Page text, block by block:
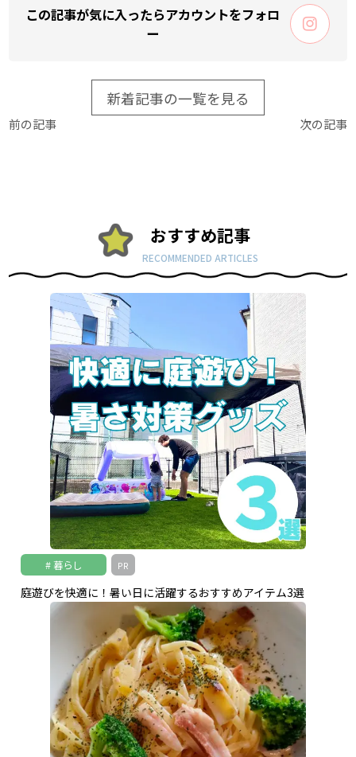
この記事が気に入ったらアカウントをフォロ
ー
新着記事の一覧を見る
前の記事 次の記事
おすすめ記事
RECOMMENDED ARTICLES
暮らし PR
庭遊びを快適に！暑い日に活躍するおすすめアイテム3選